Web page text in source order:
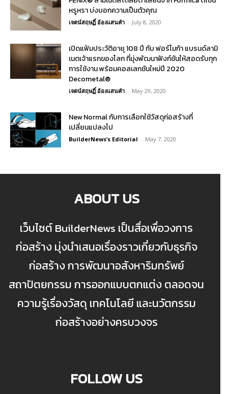
หรูหรา บ่งบอกความเป็นตัวคุณ
เจตน์สฤษฏิ์ อ้องแสนคำ - July 8, 2020
เปิดแฟ้มประวัติอายุ 108 ปี กับ ฟอร์ไมก้า แบรนด์ลามิ
เนตเจ้าแรกของโลก ที่มุ่งพัฒนาฟังก์ชันให้สอดรับทุก
การใช้งาน พร้อมคอลเลกชันใหม่ปี 2020
Decometal®
เจตน์สฤษฏิ์ อ้องแสนคำ - May 29, 2020
New Normal กับการเลือกใช้วัสดุก่อสร้างที่
เปลี่ยนแปลงไป
BuilderNews’s Editorial - May 7, 2020
ABOUT US
เว็บไซต์ BuilderNews เป็นสื่อเพื่อวงการ
ก่อสร้าง มุ่งนำเสนอเรื่องราวเกี่ยวกับธุรกิจ
ก่อสร้าง การพัฒนาอสังหาริมทรัพย์
สถาปัตยกรรม การออกแบบตกแต่ง ตลอดจน
ความรู้เรื่องวัสดุ เทคโนโลยี และนวัตกรรม
ก่อสร้างอย่างครบวงจร
FOLLOW US